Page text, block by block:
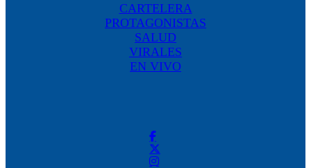
CARTELERA
PROTAGONISTAS
SALUD
VIRALES
EN VIVO